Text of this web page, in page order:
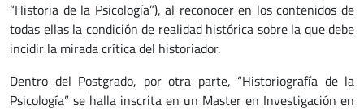
“Historia de la Psicología”), al reconocer en los contenidos de
todas ellas la condición de realidad histórica sobre la que debe
incidir la mirada crítica del historiador.
Dentro del Postgrado, por otra parte, “Historiografía de la
Psicología” se halla inscrita en un Master en Investigación en